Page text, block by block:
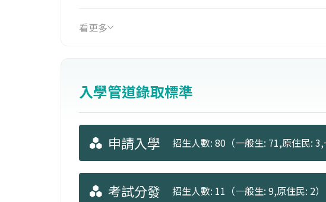
業。
看更多
入學管道錄取標準
申請入學 招生人數: 80（一般生: 71,原住民: 3,
考試分發 招生人數: 11（一般生: 9,原住民: 2）